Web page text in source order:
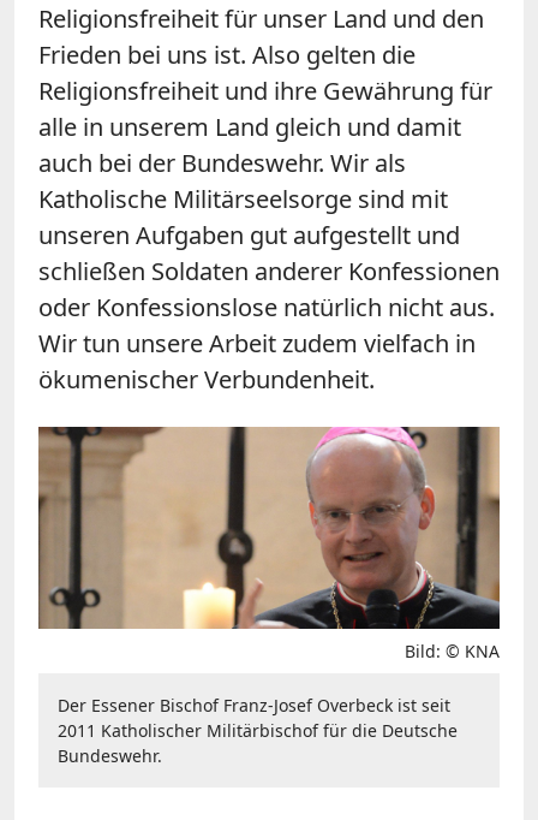
Religionsfreiheit für unser Land und den
Frieden bei uns ist. Also gelten die
Religionsfreiheit und ihre Gewährung für
alle in unserem Land gleich und damit
auch bei der Bundeswehr. Wir als
Katholische Militärseelsorge sind mit
unseren Aufgaben gut aufgestellt und
schließen Soldaten anderer Konfessionen
oder Konfessionslose natürlich nicht aus.
Wir tun unsere Arbeit zudem vielfach in
ökumenischer Verbundenheit.
Bild: © KNA
Der Essener Bischof Franz-Josef Overbeck ist seit
2011 Katholischer Militärbischof für die Deutsche
Bundeswehr.